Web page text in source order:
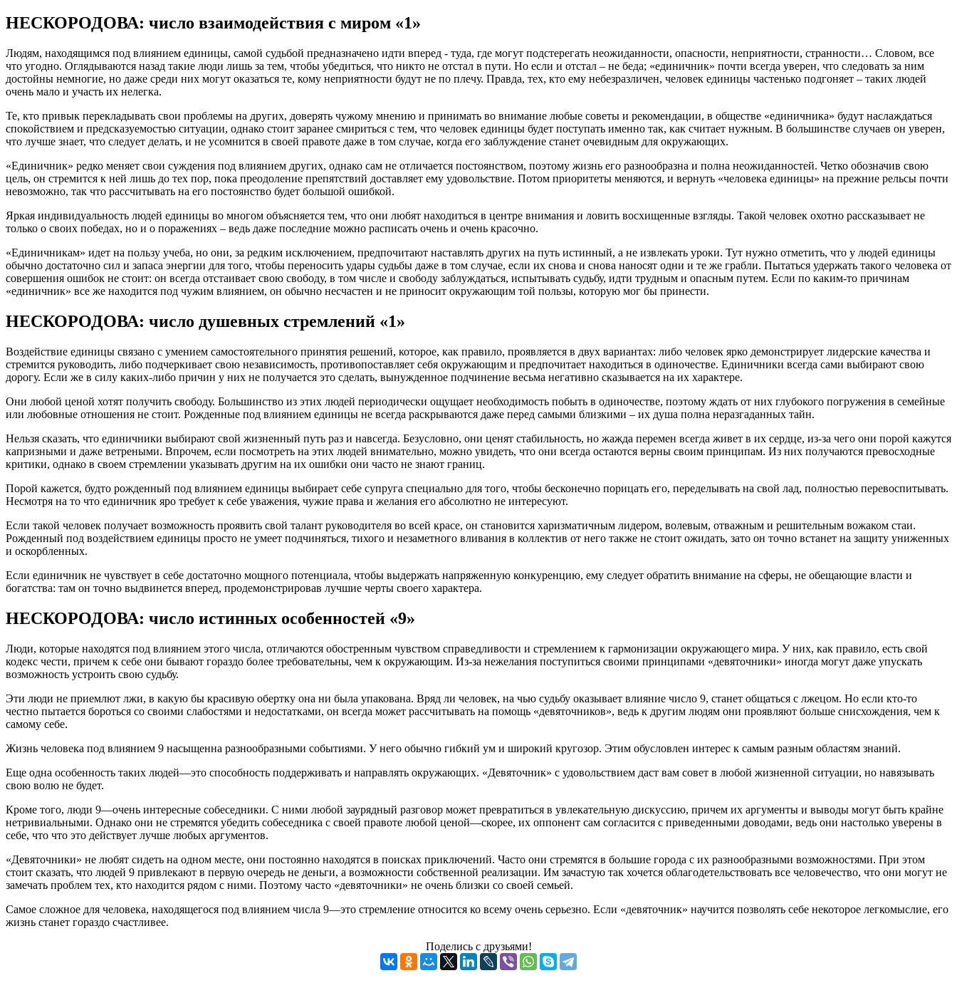
НЕСКОРОДОВА: число взаимодействия с миром «1»
Людям, находящимся под влиянием единицы, самой судьбой предназначено идти вперед - туда, где могут подстерегать неожиданности, опасности, неприятности, странности… Словом, все
что угодно. Оглядываются назад такие люди лишь за тем, чтобы убедиться, что никто не отстал в пути. Но если и отстал – не беда; «единичник» почти всегда уверен, что следовать за ним
достойны немногие, но даже среди них могут оказаться те, кому неприятности будут не по плечу. Правда, тех, кто ему небезразличен, человек единицы частенько подгоняет – таких людей
очень мало и участь их нелегка.
Те, кто привык перекладывать свои проблемы на других, доверять чужому мнению и принимать во внимание любые советы и рекомендации, в обществе «единичника» будут наслаждаться
спокойствием и предсказуемостью ситуации, однако стоит заранее смириться с тем, что человек единицы будет поступать именно так, как считает нужным. В большинстве случаев он уверен,
что лучше знает, что следует делать, и не усомнится в своей правоте даже в том случае, когда его заблуждение станет очевидным для окружающих.
«Единичник» редко меняет свои суждения под влиянием других, однако сам не отличается постоянством, поэтому жизнь его разнообразна и полна неожиданностей. Четко обозначив свою
цель, он стремится к ней лишь до тех пор, пока преодоление препятствий доставляет ему удовольствие. Потом приоритеты меняются, и вернуть «человека единицы» на прежние рельсы почти
невозможно, так что рассчитывать на его постоянство будет большой ошибкой.
Яркая индивидуальность людей единицы во многом объясняется тем, что они любят находиться в центре внимания и ловить восхищенные взгляды. Такой человек охотно рассказывает не
только о своих победах, но и о поражениях – ведь даже последние можно расписать очень и очень красочно.
«Единичникам» идет на пользу учеба, но они, за редким исключением, предпочитают наставлять других на путь истинный, а не извлекать уроки. Тут нужно отметить, что у людей единицы
обычно достаточно сил и запаса энергии для того, чтобы переносить удары судьбы даже в том случае, если их снова и снова наносят одни и те же грабли. Пытаться удержать такого человека от
совершения ошибок не стоит: он всегда отстаивает свою свободу, в том числе и свободу заблуждаться, испытывать судьбу, идти трудным и опасным путем. Если по каким-то причинам
«единичник» все же находится под чужим влиянием, он обычно несчастен и не приносит окружающим той пользы, которую мог бы принести.
НЕСКОРОДОВА: число душевных стремлений «1»
Воздействие единицы связано с умением самостоятельного принятия решений, которое, как правило, проявляется в двух вариантах: либо человек ярко демонстрирует лидерские качества и
стремится руководить, либо подчеркивает свою независимость, противопоставляет себя окружающим и предпочитает находиться в одиночестве. Единичники всегда сами выбирают свою
дорогу. Если же в силу каких-либо причин у них не получается это сделать, вынужденное подчинение весьма негативно сказывается на их характере.
Они любой ценой хотят получить свободу. Большинство из этих людей периодически ощущает необходимость побыть в одиночестве, поэтому ждать от них глубокого погружения в семейные
или любовные отношения не стоит. Рожденные под влиянием единицы не всегда раскрываются даже перед самыми близкими – их душа полна неразгаданных тайн.
Нельзя сказать, что единичники выбирают свой жизненный путь раз и навсегда. Безусловно, они ценят стабильность, но жажда перемен всегда живет в их сердце, из-за чего они порой кажутся
капризными и даже ветреными. Впрочем, если посмотреть на этих людей внимательно, можно увидеть, что они всегда остаются верны своим принципам. Из них получаются превосходные
критики, однако в своем стремлении указывать другим на их ошибки они часто не знают границ.
Порой кажется, будто рожденный под влиянием единицы выбирает себе супруга специально для того, чтобы бесконечно порицать его, переделывать на свой лад, полностью перевоспитывать.
Несмотря на то что единичник яро требует к себе уважения, чужие права и желания его абсолютно не интересуют.
Если такой человек получает возможность проявить свой талант руководителя во всей красе, он становится харизматичным лидером, волевым, отважным и решительным вожаком стаи.
Рожденный под воздействием единицы просто не умеет подчиняться, тихого и незаметного вливания в коллектив от него также не стоит ожидать, зато он точно встанет на защиту униженных
и оскорбленных.
Если единичник не чувствует в себе достаточно мощного потенциала, чтобы выдержать напряженную конкуренцию, ему следует обратить внимание на сферы, не обещающие власти и
богатства: там он точно выдвинется вперед, продемонстрировав лучшие черты своего характера.
НЕСКОРОДОВА: число истинных особенностей «9»
Люди, которые находятся под влиянием этого числа, отличаются обостренным чувством справедливости и стремлением к гармонизации окружающего мира. У них, как правило, есть свой
кодекс чести, причем к себе они бывают гораздо более требовательны, чем к окружающим. Из-за нежелания поступиться своими принципами «девяточники» иногда могут даже упускать
возможность устроить свою судьбу.
Эти люди не приемлют лжи, в какую бы красивую обертку она ни была упакована. Вряд ли человек, на чью судьбу оказывает влияние число 9, станет общаться с лжецом. Но если кто-то
честно пытается бороться со своими слабостями и недостатками, он всегда может рассчитывать на помощь «девяточников», ведь к другим людям они проявляют больше снисхождения, чем к
самому себе.
Жизнь человека под влиянием 9 насыщенна разнообразными событиями. У него обычно гибкий ум и широкий кругозор. Этим обусловлен интерес к самым разным областям знаний.
Еще одна особенность таких людей—это способность поддерживать и направлять окружающих. «Девяточник» с удовольствием даст вам совет в любой жизненной ситуации, но навязывать
свою волю не будет.
Кроме того, люди 9—очень интересные собеседники. С ними любой заурядный разговор может превратиться в увлекательную дискуссию, причем их аргументы и выводы могут быть крайне
нетривиальными. Однако они не стремятся убедить собеседника с своей правоте любой ценой—скорее, их оппонент сам согласится с приведенными доводами, ведь они настолько уверены в
себе, что что это действует лучше любых аргументов.
«Девяточники» не любят сидеть на одном месте, они постоянно находятся в поисках приключений. Часто они стремятся в большие города с их разнообразными возможностями. При этом
стоит сказать, что людей 9 привлекают в первую очередь не деньги, а возможности собственной реализации. Им зачастую так хочется облагодетельствовать все человечество, что они могут не
замечать проблем тех, кто находится рядом с ними. Поэтому часто «девяточники» не очень близки со своей семьей.
Самое сложное для человека, находящегося под влиянием числа 9—это стремление относится ко всему очень серьезно. Если «девяточник» научится позволять себе некоторое легкомыслие, его
жизнь станет гораздо счастливее.
Поделись с друзьями!